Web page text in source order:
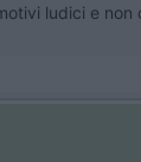
ludici e non